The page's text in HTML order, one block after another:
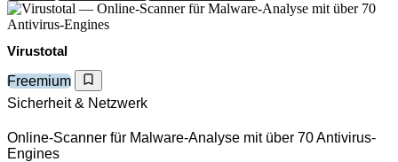
Virustotal
Freemium
Sicherheit & Netzwerk
Online-Scanner für Malware-Analyse mit über 70 Antivirus-
Engines